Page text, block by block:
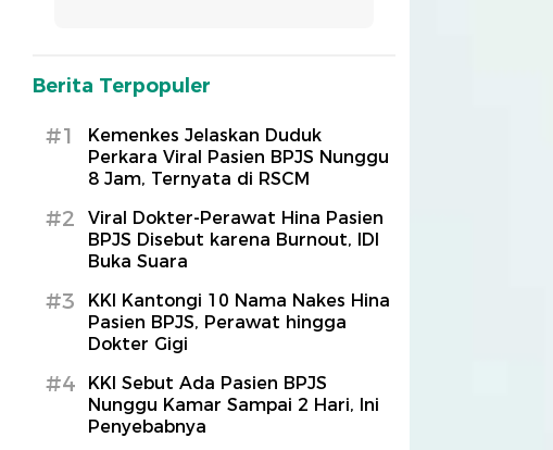
Berita Terpopuler
#1
Kemenkes Jelaskan Duduk
Perkara Viral Pasien BPJS Nunggu
8 Jam, Ternyata di RSCM
#2
Viral Dokter-Perawat Hina Pasien
BPJS Disebut karena Burnout, IDI
Buka Suara
#3
KKI Kantongi 10 Nama Nakes Hina
Pasien BPJS, Perawat hingga
Dokter Gigi
#4
KKI Sebut Ada Pasien BPJS
Nunggu Kamar Sampai 2 Hari, Ini
Penyebabnya